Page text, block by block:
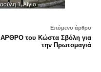
Επόμενο άρθρο
ΑΡΘΡΟ του Κώστα Σβόλη για
την Πρωτομαγιά